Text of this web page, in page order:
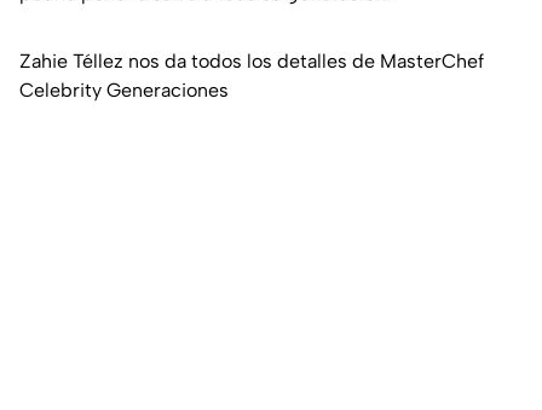
Zahie Téllez nos da todos los detalles de MasterChef
Celebrity Generaciones